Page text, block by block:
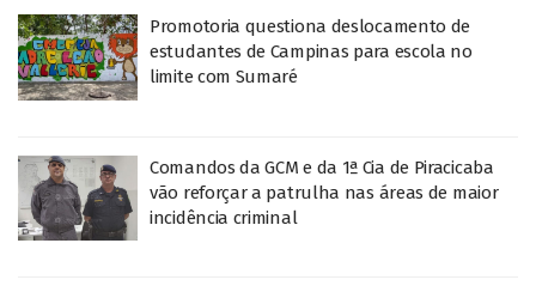
Promotoria questiona deslocamento de
estudantes de Campinas para escola no
limite com Sumaré
Comandos da GCM e da 1ª Cia de Piracicaba
vão reforçar a patrulha nas áreas de maior
incidência criminal